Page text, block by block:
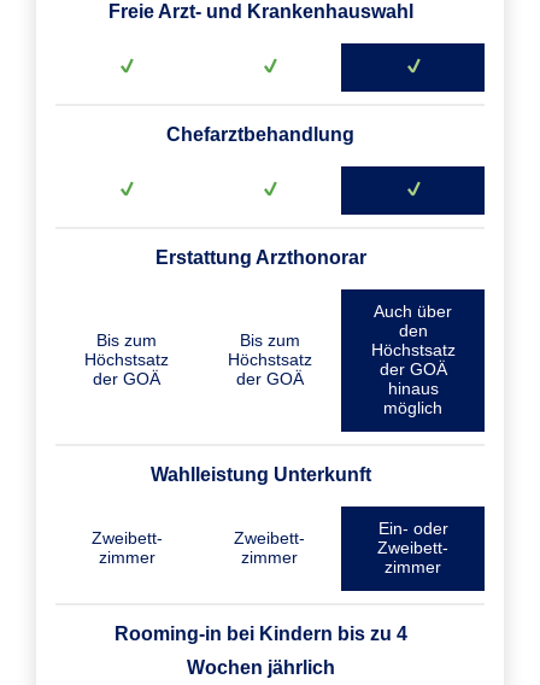
Freie Arzt- und Krankenhauswahl
Chefarztbehandlung
Erstattung Arzthonorar
Bis zum
Höchstsatz
der GOÄ
Bis zum
Höchstsatz
der GOÄ
Auch über
den
Höchstsatz
der GOÄ
hinaus
möglich
Wahlleistung Unterkunft
Zweibett­
zimmer
Zweibett­
zimmer
Ein- oder
Zweibett­
zimmer
Rooming-in bei Kindern bis zu 4
Wochen jährlich